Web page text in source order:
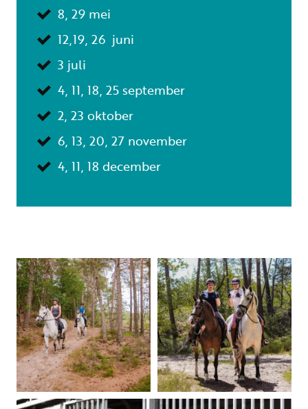
8, 29 mei
12,19, 26 juni
3 juli
4, 11, 18, 25 september
2, 23 oktober
6, 13, 20, 27 november
4, 11, 18 december